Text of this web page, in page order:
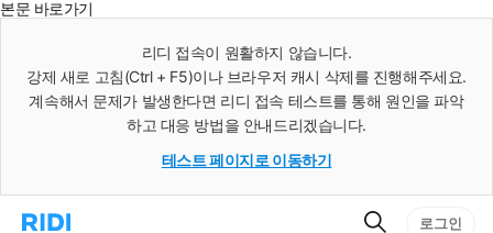
본문 바로가기
리디 접속이 원활하지 않습니다.
강제 새로 고침(Ctrl + F5)이나 브라우저 캐시 삭제를 진행해주세요.
계속해서 문제가 발생한다면 리디 접속 테스트를 통해 원인을 파악
하고 대응 방법을 안내드리겠습니다.
테스트 페이지로 이동하기
리
검
로그인